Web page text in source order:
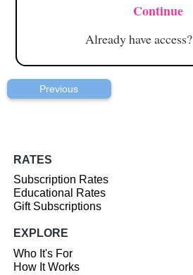
Continue
Already have access?
Previous
RATES
Subscription Rates
Educational Rates
Gift Subscriptions
EXPLORE
Who It's For
How It Works